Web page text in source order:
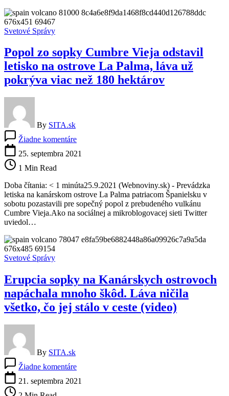
výbuchy
uvoľňujú
Svetové Správy
Popol zo sopky Cumbre Vieja odstavil
letisko na ostrove La Palma, láva už
pokrýva viac než 180 hektárov
By SITA.sk
Žiadne komentárePopol
zo
odstavil
letisko
na
ostrove
Palma,
láva
než
180
hektárov
25. septembra 2021
1 Min Read
Doba čítania: < 1 minúta25.9.2021 (Webnoviny.sk) - Prevádzka
letiska na kanárskom ostrove La Palma patriacom Španielsku v
sobotu pozastavili pre sopečný popol z prebudeného vulkánu
Cumbre Vieja.Ako na sociálnej a mikroblogovacej sieti Twitter
uviedol…
Svetové Správy
Erupcia sopky na Kanárskych ostrovoch
napáchala mnoho škôd. Láva ničila
všetko, čo jej stálo v ceste (video)
By SITA.sk
Žiadne komentáreErupcia
sopky
21. septembra 2021